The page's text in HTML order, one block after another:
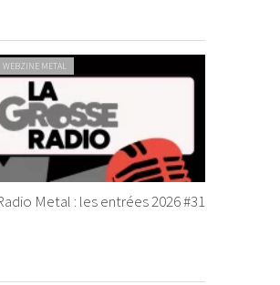
WEBZINE METAL
Metal : les entrées 2026 #31